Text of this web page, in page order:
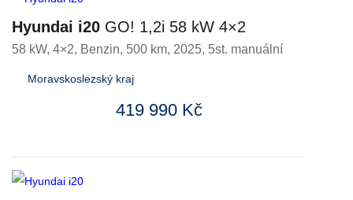
Hyundai i20 GO! 1,2i 58 kW 4×2
58 kW, 4×2, Benzin, 500 km, 2025, 5st. manuální
Moravskoslezský kraj
419 990 Kč